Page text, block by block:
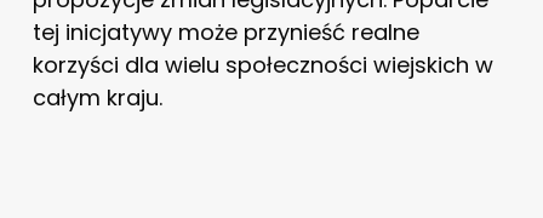
tej inicjatywy może przynieść realne
korzyści dla wielu społeczności wiejskich w
całym kraju.